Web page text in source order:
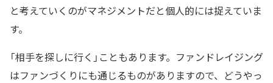
と考えていくのがマネジメントだと個人的には捉えていま
す。
「相手を探しに行く」こともあります。ファンドレイジング
はファンづくりにも通じるものがありますので、どうやっ